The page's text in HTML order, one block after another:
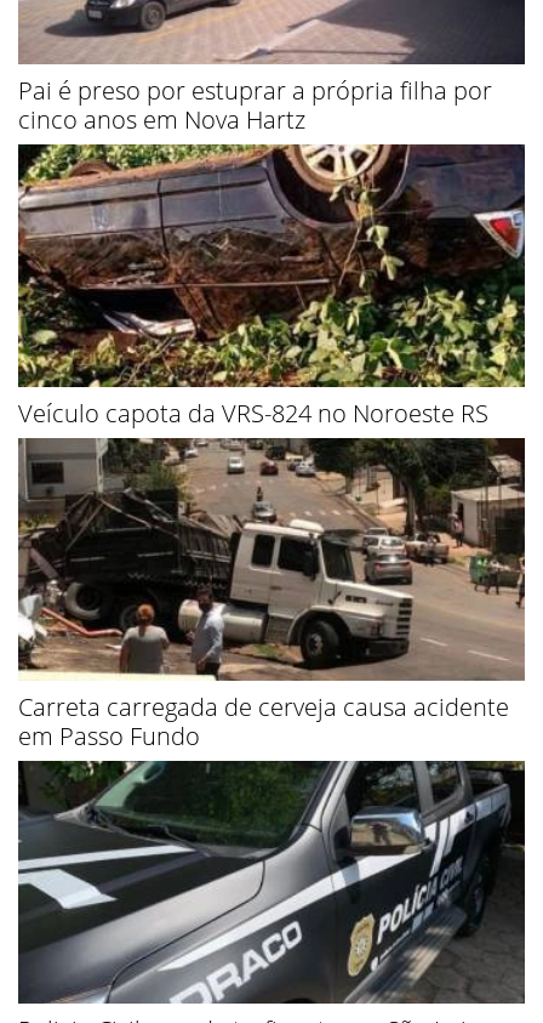
Pai é preso por estuprar a própria filha por
cinco anos em Nova Hartz
Veículo capota da VRS-824 no Noroeste RS
Carreta carregada de cerveja causa acidente
em Passo Fundo